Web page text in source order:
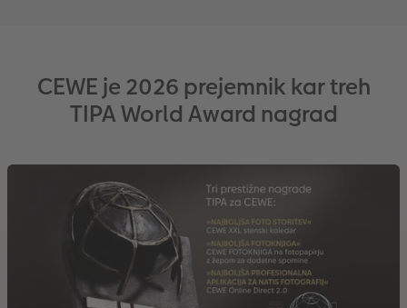
CEWE je 2026 prejemnik kar treh
TIPA World Award nagrad